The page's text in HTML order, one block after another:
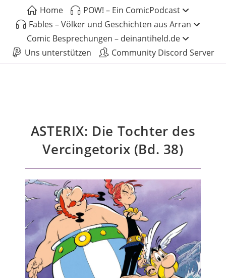
Home
POW! – Ein ComicPodcast
Fables – Völker und Geschichten aus Arran
Comic Besprechungen – deinantiheld.de
Uns unterstützen
Community Discord Server
ASTERIX: Die Tochter des
Vercingetorix (Bd. 38)